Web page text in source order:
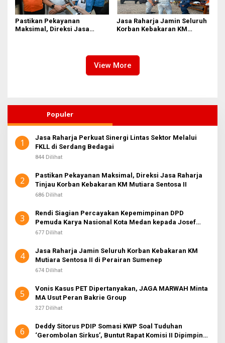
Pastikan Pekayanan
Maksimal, Direksi Jasa
Jasa Raharja Jamin Seluruh
Korban Kebakaran KM
View More
Populer
1
Jasa Raharja Perkuat Sinergi Lintas Sektor Melalui
FKLL di Serdang Bedagai
844 Dilihat
2
Pastikan Pekayanan Maksimal, Direksi Jasa Raharja
Tinjau Korban Kebakaran KM Mutiara Sentosa II
686 Dilihat
3
Rendi Siagian Percayakan Kepemimpinan DPD
Pemuda Karya Nasional Kota Medan kepada Josef
Sembiring
677 Dilihat
4
Jasa Raharja Jamin Seluruh Korban Kebakaran KM
Mutiara Sentosa II di Perairan Sumenep
674 Dilihat
5
Vonis Kasus PET Dipertanyakan, JAGA MARWAH Minta
MA Usut Peran Bakrie Group
327 Dilihat
6
Deddy Sitorus PDIP Somasi KWP Soal Tuduhan
‘Gerombolan Sirkus’, Buntut Rapat Komisi II Dipimpin